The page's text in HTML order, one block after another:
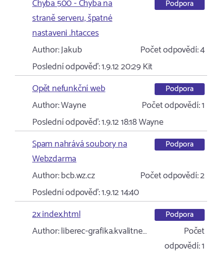
Chyba 500 - Chyba na
straně serveru, špatné
nastaveni .htacces
Podpora
Author:Jakub Počet odpovědí:4
Poslední odpověď:1.9.12 20:29Kit
Opět nefunkční web
Podpora
Author:Wayne Počet odpovědí:1
Poslední odpověď:1.9.12 18:18Wayne
Spam nahrává soubory na
Webzdarma
Podpora
Author:bcb.wz.cz Počet odpovědí:2
Poslední odpověď:1.9.12 14:40
2x index.html
Podpora
Author:liberec-grafika.kvalitne…
Počet
odpovědí:1